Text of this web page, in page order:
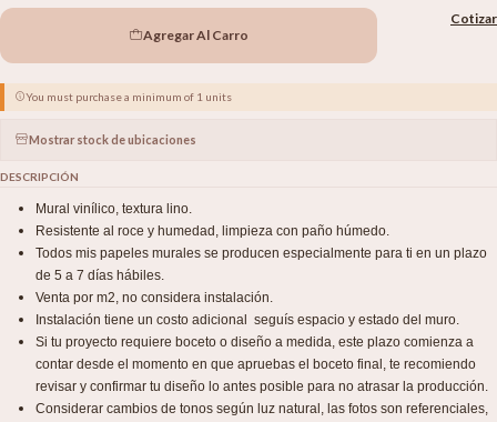
Agregar Al Carro
Cotizar
You must purchase a minimum of 1 units
Mostrar stock de ubicaciones
DESCRIPCIÓN
Mural vinílico, textura lino.
Resistente al roce y humedad, limpieza con paño húmedo.
Todos mis papeles murales se producen especialmente para ti en un plazo
de 5 a 7 días hábiles.
Venta por m2, no considera instalación.
Instalación tiene un costo adicional seguís espacio y estado del muro.
Si tu proyecto requiere boceto o diseño a medida, este plazo comienza a
contar desde el momento en que apruebas el boceto final, te recomiendo
revisar y confirmar tu diseño lo antes posible para no atrasar la producción.
Considerar cambios de tonos según luz natural, las fotos son referenciales,